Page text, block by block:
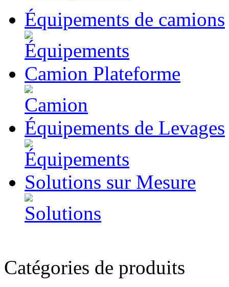
Équipements de camions
Camion Plateforme
Équipements de Levages
Solutions sur Mesure
Catégories de produits